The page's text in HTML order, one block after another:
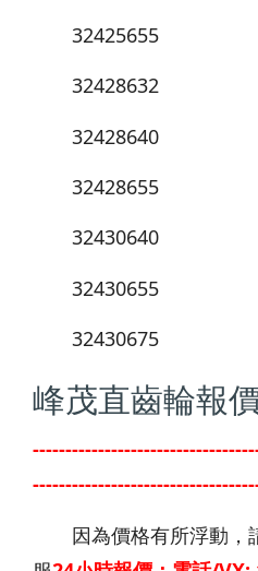
32425655
32428632
32428640
32428655
32430640
32430655
32430675
峰茂直齒輪報價
因為價格有所浮動，